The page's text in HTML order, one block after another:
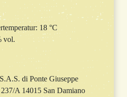
18 °C
vol.
di Ponte Giuseppe
A 14015 San Damiano